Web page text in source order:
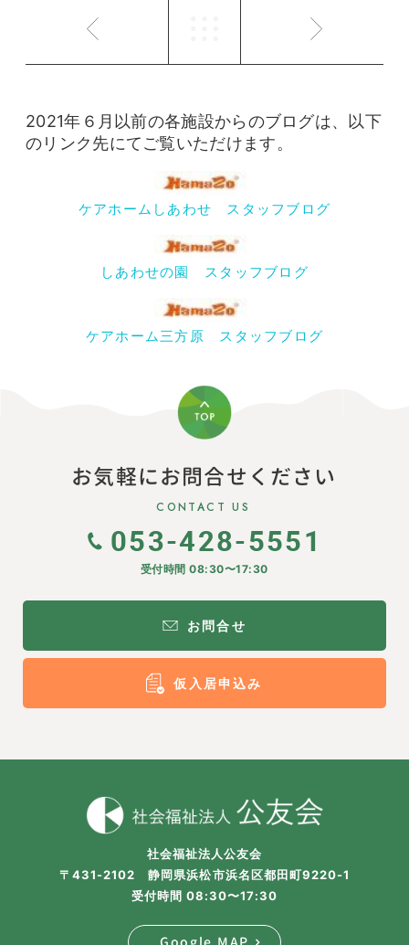
2021年６月以前の各施設からのブログは、以下
のリンク先にてご覧いただけます。
ケアホームしあわせ スタッフブログ
しあわせの園 スタッフブログ
ケアホーム三方原 スタッフブログ
お気軽にお問合せください
CONTACT US
053-428-5551
受付時間 08:30〜17:30
お問合せ
仮入居申込み
社会福祉法人公友会
〒431-2102 静岡県浜松市浜名区都田町9220-1
受付時間 08:30〜17:30
Google MAP